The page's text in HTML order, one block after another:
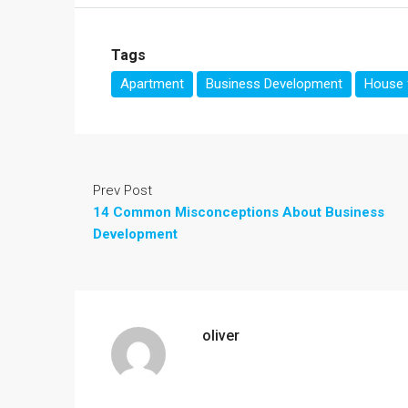
Tags
Apartment Business Development House
Prev Post
14 Common Misconceptions About Business
Development
oliver